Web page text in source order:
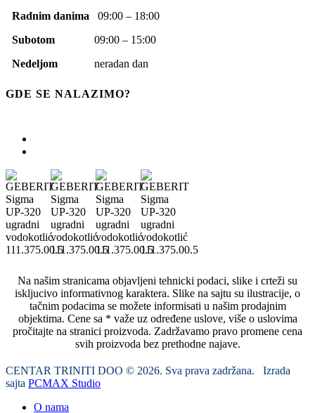
Radnim danima 09:00 – 18:00
Subotom 09:00 – 15:00
Nedeljom neradan dan
GDE SE NALAZIMO?
Na našim stranicama objavljeni tehnicki podaci, slike i crteži su
iskljucivo informativnog karaktera. Slike na sajtu su ilustracije, o
tačnim podacima se možete informisati u našim prodajnim
objektima. Cene sa * važe uz određene uslove, više o uslovima
pročitajte na stranici proizvoda. Zadržavamo pravo promene cena
svih proizvoda bez prethodne najave.
CENTAR TRINITI DOO © 2026. Sva prava zadržana. Izrada
sajta PCMAX Studio
O nama